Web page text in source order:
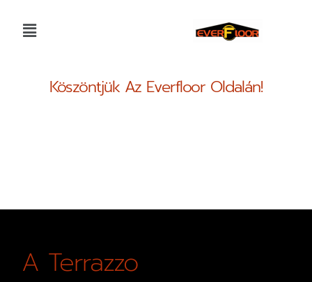
Köszöntjük Az Everfloor Oldalán!
A Terrazzo